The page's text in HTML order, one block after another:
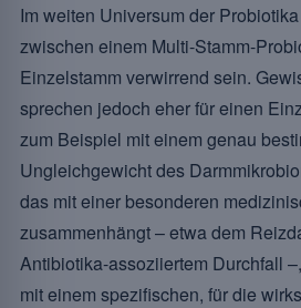
Im weiten Universum der
zwischen einem Multi-Stamm-
Einzelstamm verwirrend sein.
sprechen jedoch eher für einen
zum Beispiel mit einem genau
Ungleichgewicht des
das mit einer besonderen
zusammenhängt – etwa dem
Antibiotika-assoziiertem Durchfall
mit einem spezifischen, für die